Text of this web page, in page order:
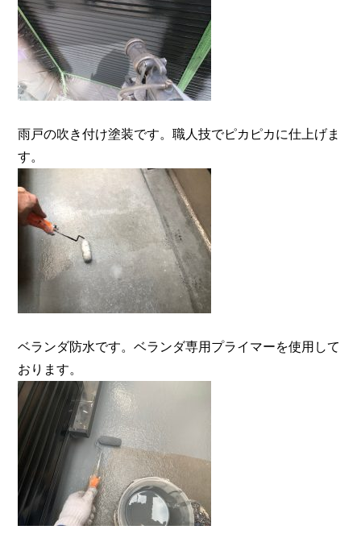
雨戸の吹き付け塗装です。職人技でピカピカに仕上げま
す。
ベランダ防水です。ベランダ専用プライマーを使用して
おります。